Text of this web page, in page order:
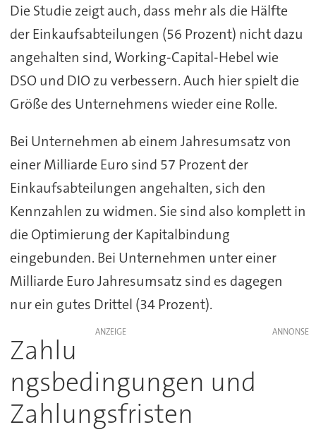
Die Studie zeigt auch, dass mehr als die Hälfte
der Einkaufsabteilungen (56 Prozent) nicht dazu
angehalten sind, Working-Capital-Hebel wie
DSO und DIO zu verbessern. Auch hier spielt die
Größe des Unternehmens wieder eine Rolle.
Bei Unternehmen ab einem Jahresumsatz von
einer Milliarde Euro sind 57 Prozent der
Einkaufsabteilungen angehalten, sich den
Kennzahlen zu widmen. Sie sind also komplett in
die Optimierung der Kapitalbindung
eingebunden. Bei Unternehmen unter einer
Milliarde Euro Jahresumsatz sind es dagegen
nur ein gutes Drittel (34 Prozent).
ANZEIGE
Zahlu
ngsbedingungen und
Zahlungsfristen